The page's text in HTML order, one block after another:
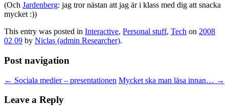
(Och Jardenberg: jag tror nästan att jag är i klass med dig att snacka
mycket :))
This entry was posted in Interactive, Personal stuff, Tech on 2008
02 09 by Niclas (admin Researcher).
Post navigation
← Sociala medier – presentationen Mycket ska man läsa innan… →
Leave a Reply